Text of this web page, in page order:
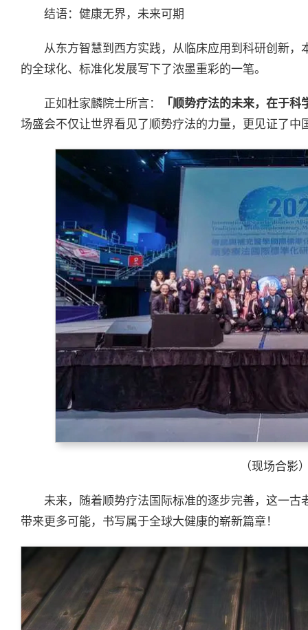
结语：健康无界，未来可期
从东方智慧到西方实践，从临床应用到科研创新
的全球化、标准化发展写下了浓墨重彩的一笔。
正如杜家麟院士所言：
「顺势疗法的未来，在于
场盛会不仅让世界看见了顺势疗法的力量，更见证了
（现场合影
未来，随着顺势疗法国际标准的逐步完善，这一
带来更多可能，书写属于全球大健康的崭新篇章！